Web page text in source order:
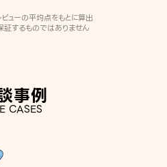
ューの平均点をもとに算出
するものではありません
事例
CASES